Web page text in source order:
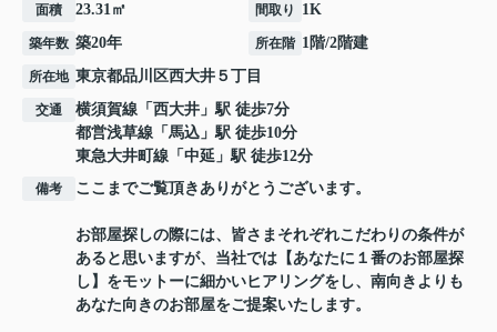
面積 23.31㎡ 間取り 1K
築年数 築20年 所在階 1階/2階建
所在地 東京都品川区西大井 ５丁目
交通 横須賀線 「 西大井 」駅 徒歩7分
都営浅草線 「 馬込 」駅 徒歩10分
東急大井町線 「 中延 」駅 徒歩12分
備考 ここまでご覧頂きありがとうございます。
お部屋探しの際には、皆さまそれぞれこだわりの条件が
あると思いますが、当社では【あなたに１番のお部屋探
し】をモットーに細かいヒアリングをし、南向きよりも
あなた向きのお部屋をご提案いたします。